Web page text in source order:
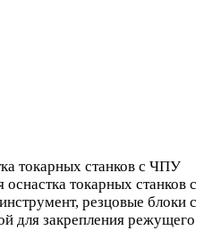
токарных станков с ЧПУ
токарных станков с
резцовые блоки с
для закрепления режущего